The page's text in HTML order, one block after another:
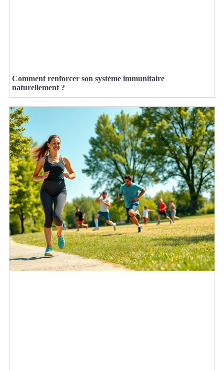
Comment renforcer son système immunitaire
naturellement ?